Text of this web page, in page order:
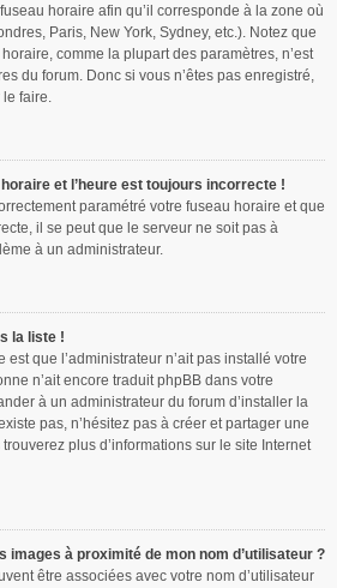
horaire afin qu’il corresponde à la zone où
Paris, New York, Sydney, etc.). Notez que
comme la plupart des paramètres, n’est
du forum. Donc si vous n’êtes pas enregistré,
le faire.
et l’heure est toujours incorrecte !
paramétré votre fuseau horaire et que
il se peut que le serveur ne soit pas à
à un administrateur.
la liste !
que l’administrateur n’ait pas installé votre
n’ait encore traduit phpBB dans votre
à un administrateur du forum d’installer la
pas, n’hésitez pas à créer et partager une
plus d’informations sur le site Internet
images à proximité de mon nom d’utilisateur ?
être associées avec votre nom d’utilisateur